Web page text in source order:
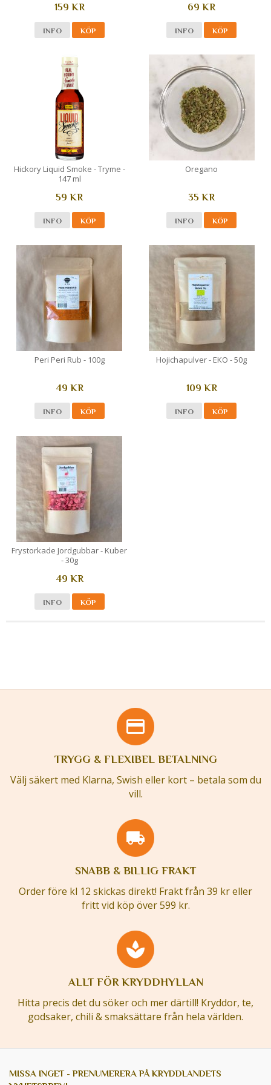
159 KR
INFO KÖP
69 KR
INFO KÖP
Hickory Liquid Smoke - Tryme -
147 ml
59 KR
INFO KÖP
Oregano
35 KR
INFO KÖP
Peri Peri Rub - 100g
49 KR
INFO KÖP
Hojichapulver - EKO - 50g
109 KR
INFO KÖP
Frystorkade Jordgubbar - Kuber
- 30g
49 KR
INFO KÖP
TRYGG & FLEXIBEL BETALNING
Välj säkert med Klarna, Swish eller kort – betala som du
vill.
SNABB & BILLIG FRAKT
Order före kl 12 skickas direkt! Frakt från 39 kr eller
fritt vid köp över 599 kr.
ALLT FÖR KRYDDHYLLAN
Hitta precis det du söker och mer därtill! Kryddor, te,
godsaker, chili & smaksättare från hela världen.
MISSA INGET - PRENUMERERA PÅ KRYDDLANDETS